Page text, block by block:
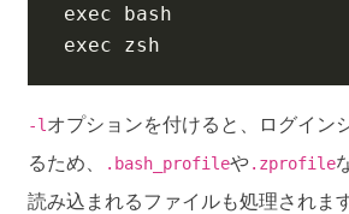
exec
exec zsh
-l オプションを付けると、ログイン
るため、
.bash_profileや.zprofile
読み込まれるファイルも処理されま